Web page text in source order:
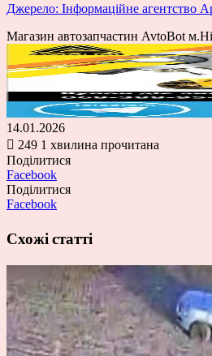
Джерело: Інформаційне агентство
Магазин автозапчастин AvtoBot
14.01.2026
249 1 хвилина прочитана
Поділитися
Facebook
Поділитися
Facebook
Схожі статті